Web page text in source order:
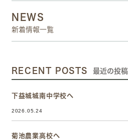
NEWS
新着情報一覧
RECENT POSTS 最近の投稿
下益城城南中学校へ
2026.05.24
菊池農業高校へ